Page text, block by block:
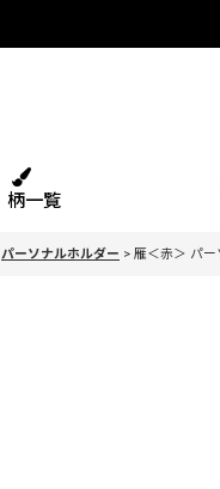
柄一覧
パーソナルホルダー > 雁＜赤＞ パー